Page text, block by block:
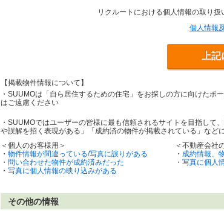
リクルートにおける個人情報の取り扱
個人情報
上
【掲載物件情報について】
・SUUMOは「自ら居住するための住宅」をお探しの方に向けた
はご遠慮ください
・SUUMOではユーザーの皆様に最も信頼されるサイトを目指し
や誤解を招く表現がある」「成約済の物件が掲載されている」な
＜個人のお客様用＞
・ 物件情報が間違っている/写真に誤りがある
・ 問い合わせた物件が成約済みだった
・ 写真に個人情報の映り込みがある
＜不動産会社
・ 成約情報、
・ 写真に個人
その他の情報